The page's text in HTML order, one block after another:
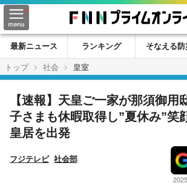
最新ニュース ランキング そなえる防
トップ
社会 皇室
【速報】天皇ご一家が那須御
子さまも休暇取得し”夏休み”笑
皇居を出発
フジテレビ 社会部